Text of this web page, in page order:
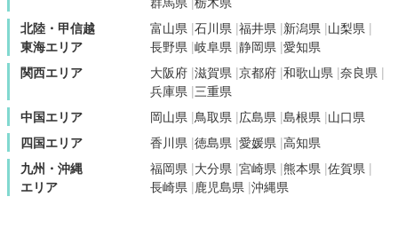
北陸・甲信越
東海エリア
富山県 石川県 福井県 新潟県 山梨県
長野県 岐阜県 静岡県 愛知県
関西エリア
大阪府 滋賀県 京都府 和歌山県 奈良県
兵庫県 三重県
中国エリア
岡山県 鳥取県 広島県 島根県 山口県
四国エリア
香川県 徳島県 愛媛県 高知県
九州・沖縄
エリア
福岡県 大分県 宮崎県 熊本県 佐賀県
長崎県 鹿児島県 沖縄県